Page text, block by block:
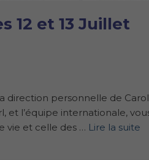
12 et 13 Juillet
direction personnelle de
et l’équipe internationale,
vie et celle des … Lire la suite